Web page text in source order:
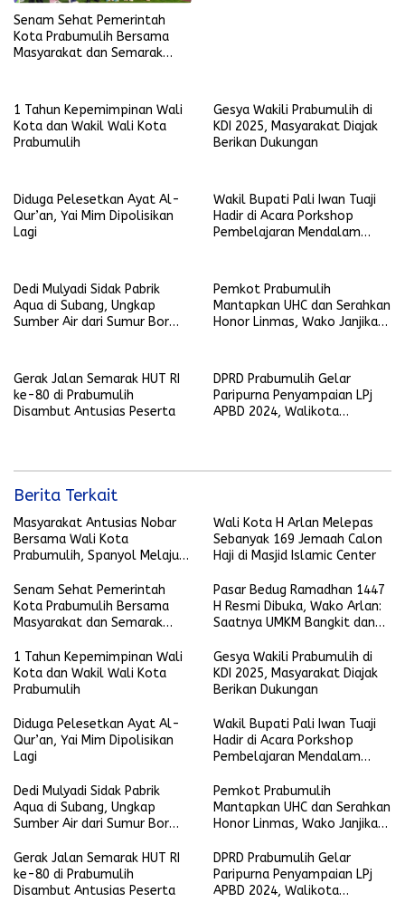
Senam Sehat Pemerintah
Kota Prabumulih Bersama
Masyarakat dan Semarak
1 Tahun Kepemimpinan Wali
Kota dan Wakil Wali Kota
Prabumulih
Gesya Wakili Prabumulih di
KDI 2025, Masyarakat Diajak
Berikan Dukungan
Diduga Pelesetkan Ayat Al-
Qur’an, Yai Mim Dipolisikan
Lagi
Wakil Bupati Pali Iwan Tuaji
Hadir di Acara Porkshop
Pembelajaran Mendalam
Dedi Mulyadi Sidak Pabrik
Aqua di Subang, Ungkap
Sumber Air dari Sumur Bor
Pemkot Prabumulih
Mantapkan UHC dan Serahkan
Honor Linmas, Wako Janjikan
Gerak Jalan Semarak HUT RI
ke-80 di Prabumulih
Disambut Antusias Peserta
DPRD Prabumulih Gelar
Paripurna Penyampaian LPj
APBD 2024, Walikota
Berita Terkait
Masyarakat Antusias Nobar
Bersama Wali Kota
Prabumulih, Spanyol Melaju
Wali Kota H Arlan Melepas
Sebanyak 169 Jemaah Calon
Haji di Masjid Islamic Center
Senam Sehat Pemerintah
Kota Prabumulih Bersama
Masyarakat dan Semarak
Dunia 2026
Pasar Bedug Ramadhan 1447
H Resmi Dibuka, Wako Arlan:
Saatnya UMKM Bangkit dan
1 Tahun Kepemimpinan Wali
Kota dan Wakil Wali Kota
Prabumulih
Gesya Wakili Prabumulih di
KDI 2025, Masyarakat Diajak
Berikan Dukungan
Diduga Pelesetkan Ayat Al-
Qur’an, Yai Mim Dipolisikan
Lagi
Wakil Bupati Pali Iwan Tuaji
Hadir di Acara Porkshop
Pembelajaran Mendalam
Dedi Mulyadi Sidak Pabrik
Aqua di Subang, Ungkap
Sumber Air dari Sumur Bor
Pemkot Prabumulih
Mantapkan UHC dan Serahkan
Honor Linmas, Wako Janjikan
Gerak Jalan Semarak HUT RI
ke-80 di Prabumulih
Disambut Antusias Peserta
DPRD Prabumulih Gelar
Paripurna Penyampaian LPj
APBD 2024, Walikota